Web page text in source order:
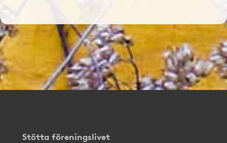
Stötta föreningslivet